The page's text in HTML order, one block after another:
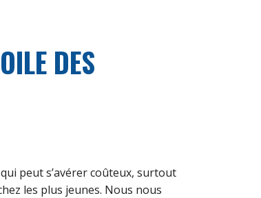
DES
peut s’avérer coûteux, surtout
les plus jeunes. Nous nous